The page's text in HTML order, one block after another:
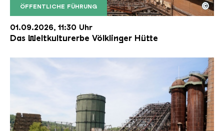
ÖFFENTLICHE FÜHRUNG
Der Erzschrägaufzug der Völklinger Hütte mit
Copyright: Weltkulturerbe Völklinger Hütte | Karl
©
01.09.2026, 11:30 Uhr
Das Weltkulturerbe Völklinger Hütte